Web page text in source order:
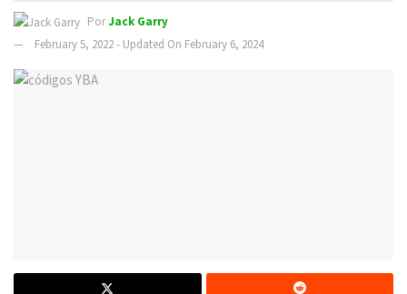
PorJack Garry
February 5, 2022 - Updated On February 6, 2024